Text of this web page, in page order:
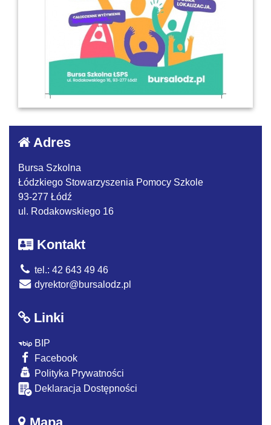
Adres
Bursa Szkolna
Łódzkiego Stowarzyszenia Pomocy Szkole
93-277 Łódź
ul. Rodakowskiego 16
Kontakt
tel.: 42 643 49 46
dyrektor@bursalodz.pl
Linki
BIP
Facebook
Polityka Prywatności
Deklaracja Dostępności